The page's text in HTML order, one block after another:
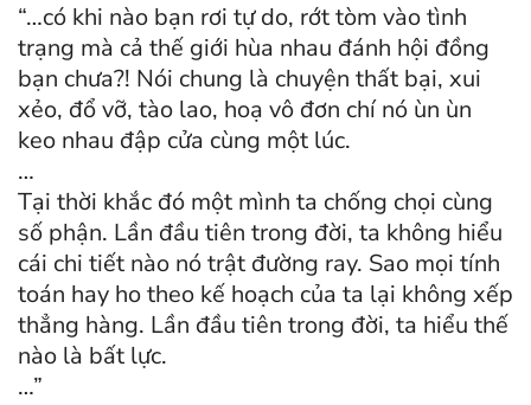
“…có khi nào bạn rơi tự do, rớt tòm vào tình
trạng mà cả thế giới hùa nhau đánh hội đồng
bạn chưa?! Nói chung là chuyện thất bại, xui
xẻo, đổ vỡ, tào lao, hoạ vô đơn chí nó ùn ùn
keo nhau đập cửa cùng một lúc.
…
Tại thời khắc đó một mình ta chống chọi cùng
số phận. Lần đầu tiên trong đời, ta không hiểu
cái chi tiết nào nó trật đường ray. Sao mọi tính
toán hay ho theo kế hoạch của ta lại không xếp
thẳng hàng. Lần đầu tiên trong đời, ta hiểu thế
nào là bất lực.
…”